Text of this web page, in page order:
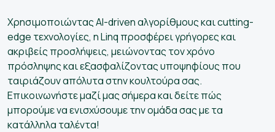
Χρησιμοποιώντας AI-driven αλγορίθμους και cutting-
edge τεχνολογίες, η Linq προσφέρει γρήγορες και
ακριβείς προσλήψεις, μειώνοντας τον χρόνο
πρόσληψης και εξασφαλίζοντας υποψηφίους που
ταιριάζουν απόλυτα στην κουλτούρα σας.
Επικοινωνήστε μαζί μας σήμερα και δείτε πώς
μπορούμε να ενισχύσουμε την ομάδα σας με τα
κατάλληλα ταλέντα!